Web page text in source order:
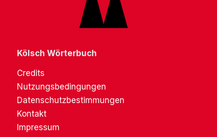
Kölsch Wörterbuch
Credits
Nutzungsbedingungen
Datenschutzbestimmungen
Kontakt
Impressum